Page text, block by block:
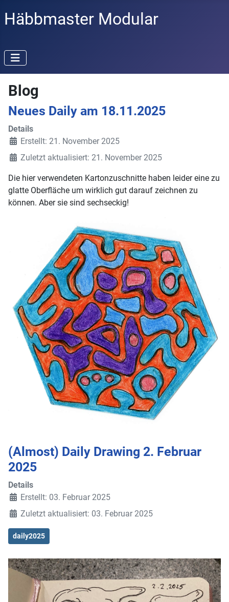
Häbbmaster Modular
Blog
Neues Daily am 18.11.2025
Details
Erstellt: 21. November 2025
Zuletzt aktualisiert: 21. November 2025
Die hier verwendeten Kartonzuschnitte haben leider eine zu
glatte Oberfläche um wirklich gut darauf zeichnen zu
können. Aber sie sind sechseckig!
(Almost) Daily Drawing 2. Februar
2025
Details
Erstellt: 03. Februar 2025
Zuletzt aktualisiert: 03. Februar 2025
daily2025